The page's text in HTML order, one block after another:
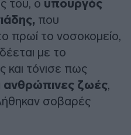
του, ο υπουργός
που
πρωί το νοσοκομείο,
με το
και τόνισε πως
ανθρώπινες ζωές,
σοβαρές